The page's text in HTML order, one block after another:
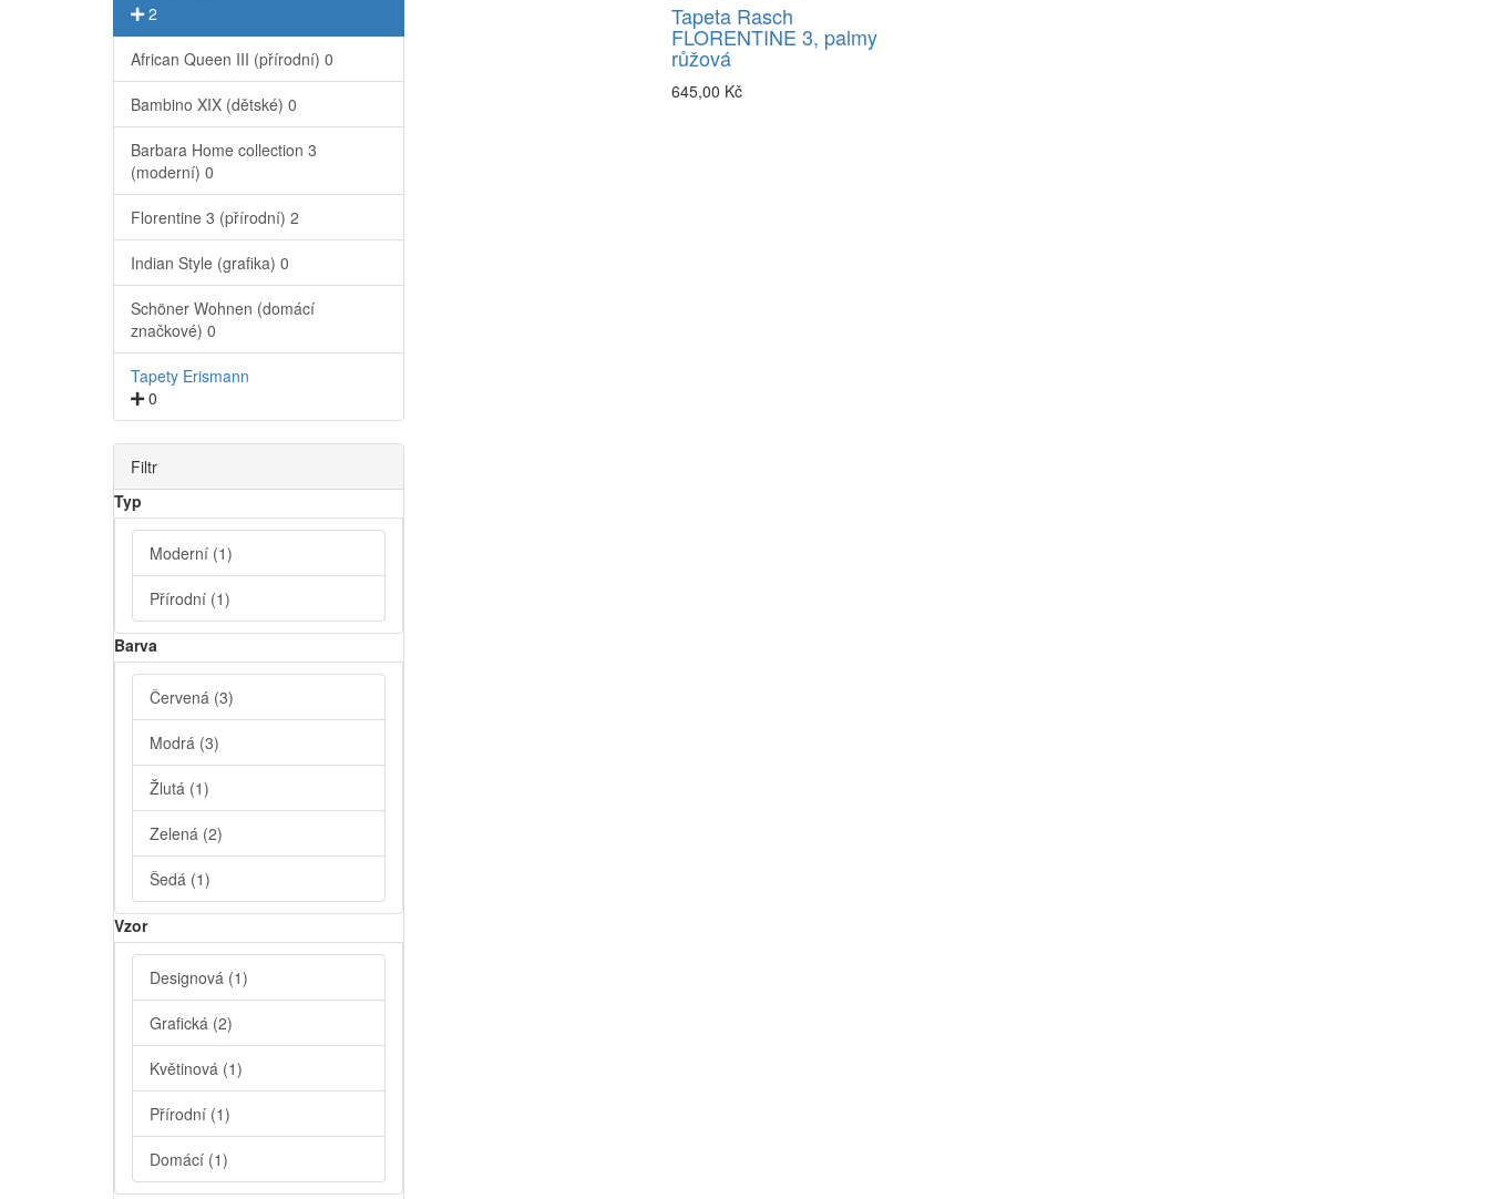
2
African Queen III (přírodní) 0
Bambino XIX (dětské) 0
Barbara Home collection 3
(moderní) 0
Florentine 3 (přírodní) 2
Indian Style (grafika) 0
Schöner Wohnen (domácí
značkové) 0
Tapety Erismann
0
Filtr
Typ
Moderní (1)
Přírodní (1)
Barva
Červená (3)
Modrá (3)
Žlutá (1)
Zelená (2)
Šedá (1)
Vzor
Designová (1)
Grafická (2)
Květinová (1)
Přírodní (1)
Domácí (1)
Tapeta Rasch
FLORENTINE 3, palmy
růžová
645,00 Kč